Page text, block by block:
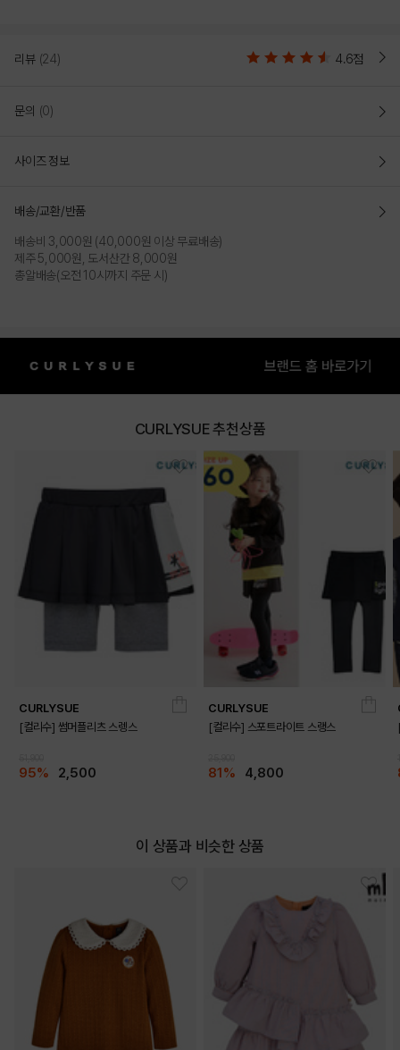
리뷰 (24) 4.6점
문의 (0)
사이즈 정보
배송/교환/반품
배송비 3,000원 (40,000원 이상 무료배송)
제주 5,000원, 도서산간 8,000원
총알배송(오전 10시까지 주문 시)
CURLYSUE 추천상품
CURLYSUE
[컬리수] 썸머플리츠 스렝스
95% 2,500
CURLYSUE
[컬리수] 스포트라이트 스랭스
81% 4,800
이 상품과 비슷한 상품